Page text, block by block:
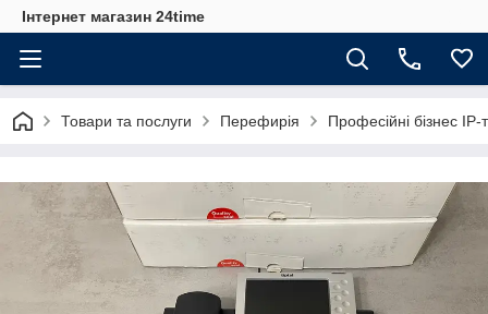
Інтернет магазин 24time
Товари та послуги Перефирія Професійні бізнес